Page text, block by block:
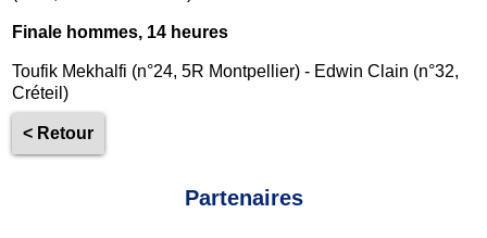
Finale hommes, 14 heures
Toufik Mekhalfi (n°24, 5R Montpellier) - Edwin Clain (n°32,
Créteil)
< Retour
Partenaires